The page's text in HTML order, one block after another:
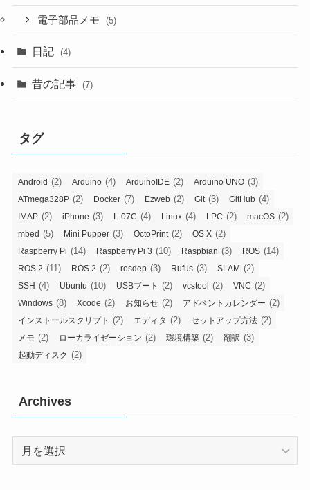
電子部品メモ (5)
日記 (4)
昔の記事 (7)
タグ
Android (2) Arduino (4) ArduinoIDE (2) Arduino UNO (3)
ATmega328P (2) Docker (7) Ezweb (2) Git(3) GitHub (4)
IMAP (2) iPhone (3) L-07C (4) Linux (4) LPC (2) macOS (2)
mbed (5) Mini Pupper (3) OctoPrint(2) OS X (2)
Raspberry Pi (14) Raspberry Pi 3 (10) Raspbian (3) ROS (14)
ROS 2 (11) ROS 2 (2) rosdep (3) Rufus (3) SLAM (2)
SSH (4) Ubuntu (10) USBブート (2) vcstool (2) VNC (2)
Windows (8) Xcode (2) お知らせ (2) アドベントカレンダー (2)
インストールスクリプト (2) エディタ (2) セットアップ方法 (2)
メモ (2) ローカライゼーション (2) 環境構築 (2) 翻訳 (3)
起動ディスク (2)
Archives
Archives